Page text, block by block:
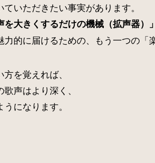
いただきたい事実があります。
を大きくするだけの機械（拡声器）
的に届けるための、もう一つの「
を覚えれば、
声はより深く、
になります。